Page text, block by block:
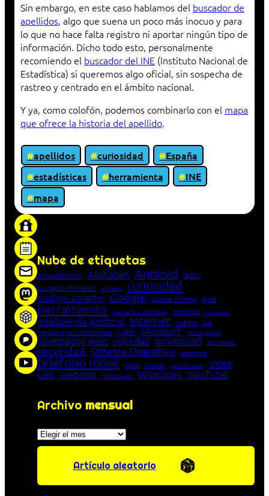
Sin embargo, en este caso hablamos del buscador de
apellidos, algo que suena un poco más inocuo y para
lo que no hace falta registro ni aportar ningún tipo de
información. Dicho todo esto, personalmente
recomiendo el buscador del INE (Instituto Nacional de
Estadística) si queremos algo oficial, sin sospecha de
rastreo y centrado en el ámbito nacional.
Y ya, como colofón, podemos combinarlo con el mapa
que ofrece la historia del apellido.
apellidos curiosidad
España
estadísticas
herramienta
INE
mapa
Nube de etiquetas
actualización Alphabet Android app
concepto informático consejo curiosidad
código abierto Google Google Chrome guía
herramienta historia de la Informática Informática innovación
Inteligencia Artificial Internet juego lista
mensajería instantánea Meta Microsoft Mozilla Firefox
navegador web novedad privacidad red social
seguridad Sistema Operativo streaming
teléfono móvil truco tutorial Unión Europea vídeo
web webapp WhatsApp Windows YouTube
Archivo mensual
Archivos
Artículo aleatorio